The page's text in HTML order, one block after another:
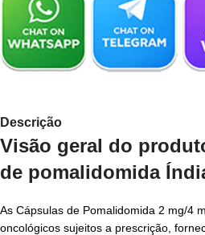
Descrição
Visão geral do
de pomalidomida
As Cápsulas de Pomalidomida 2 mg/4
oncológicos sujeitos a prescrição,